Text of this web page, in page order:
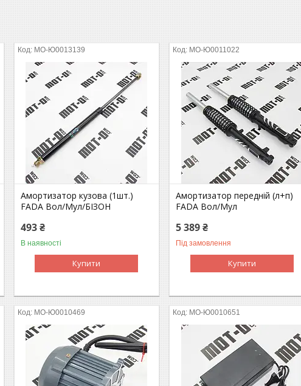
MO-Ю0013139
Амортизатор кузова (1шт.)
FADA Вол/Мул/БІЗОН
493 ₴
В наявності
Купити
MO-Ю0011022
Амортизатор передній (л+п)
FADA Вол/Мул
5 389 ₴
Під замовлення
Купити
MO-Ю0010469 MO-Ю0010651